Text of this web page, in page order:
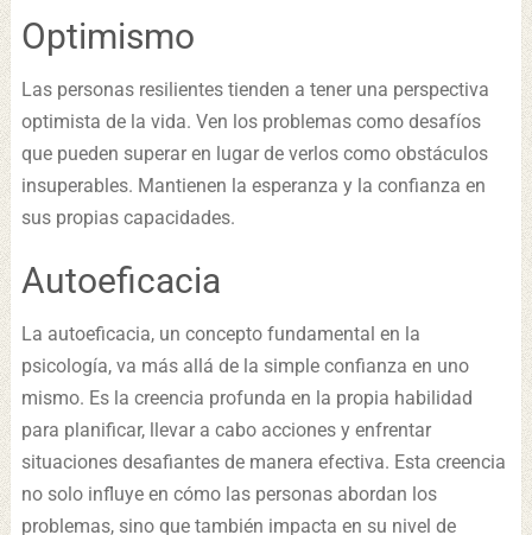
Optimismo
Las personas resilientes tienden a tener una perspectiva
optimista de la vida. Ven los problemas como desafíos
que pueden superar en lugar de verlos como obstáculos
insuperables. Mantienen la esperanza y la confianza en
sus propias capacidades.
Autoeficacia
La autoeficacia, un concepto fundamental en la
psicología, va más allá de la simple confianza en uno
mismo. Es la creencia profunda en la propia habilidad
para planificar, llevar a cabo acciones y enfrentar
situaciones desafiantes de manera efectiva. Esta creencia
no solo influye en cómo las personas abordan los
problemas, sino que también impacta en su nivel de